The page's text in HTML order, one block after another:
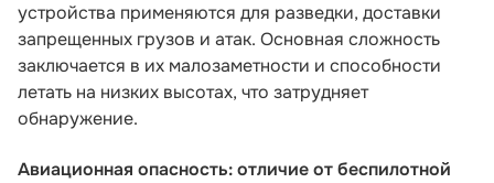
устройства применяются для разведки, доставки
запрещенных грузов и атак. Основная сложность
заключается в их малозаметности и способности
летать на низких высотах, что затрудняет
обнаружение.
Авиационная опасность: отличие от беспилотной